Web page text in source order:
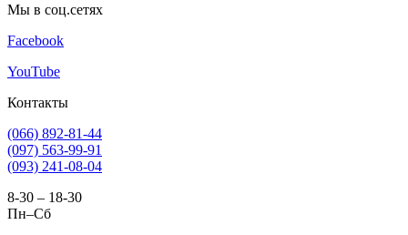
Мы в соц.сетях
Facebook
YouTube
Контакты
(066) 892-81-44
(097) 563-99-91
(093) 241-08-04
8-30 – 18-30
Пн–Сб